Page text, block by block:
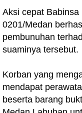
Aksi cepat
0201/Medan
pembunuhan
suaminya tersebut.
Korban yang
mendapat
beserta barang